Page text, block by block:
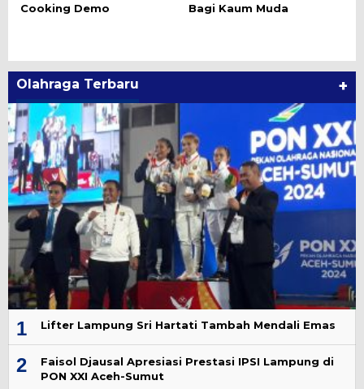
Cooking Demo
Bagi Kaum Muda
Olahraga Terbaru +
1 Lifter Lampung Sri Hartati Tambah Mendali Emas
2
Faisol Djausal Apresiasi Prestasi IPSI Lampung di
PON XXI Aceh-Sumut